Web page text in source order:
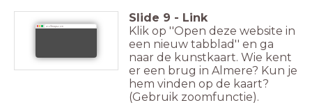
wolfmaps.com
Slide 9 - Link
Klik op ''Open deze website in
een nieuw tabblad'' en ga
naar de kunstkaart. Wie kent
er een brug in Almere? Kun je
hem vinden op de kaart?
(Gebruik zoomfunctie).